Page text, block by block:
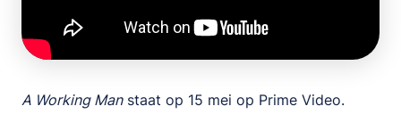
A Working Manstaat op 15 mei op Prime Video.